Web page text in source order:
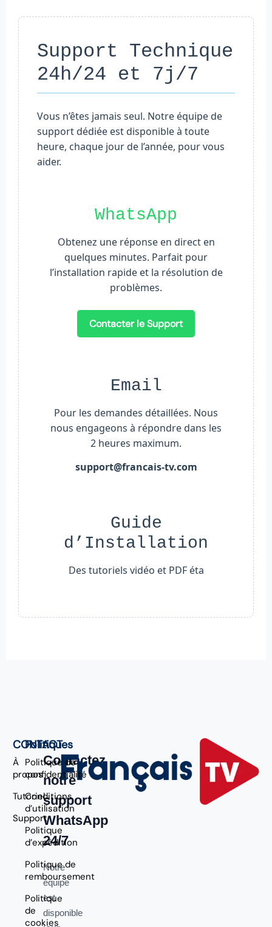
Support Technique
24h/24 et 7j/7
Vous n’êtes jamais seul. Notre équipe de
support dédiée est disponible à toute
heure, chaque jour de l’année, pour vous
aider.
WhatsApp
Obtenez une réponse en direct en
quelques minutes. Parfait pour
l’installation rapide et la résolution de
problèmes.
Contacter le Support
Email
Pour les demandes détaillées. Nous
nous engageons à répondre dans les
2 heures maximum.
support@francais-tv.com
Guide
d’Installation
Des tutoriels vidéo et PDF éta
CONTACT
À
propos
Tutoriel
Support
Politiques
Politique de
confidentialité
Conditions
d’utilisation
Politique
d’expédition
Politique de
remboursement
Politique
de
cookies
Contactez
notre
support
WhatsApp
24/7
Notre
équipe
est
disponible